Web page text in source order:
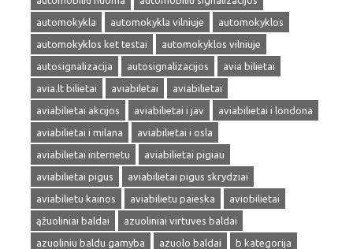
automokykla
automokykla vilniuje
automokyklos
automokyklos ket testai
automokyklos vilniuje
autosignalizacija
autosignalizacijos
avia bilietai
avia.lt bilietai
aviabiletai
aviabilietai
aviabilietai akcijos
aviabilietai i jav
aviabilietai i londona
aviabilietai i milana
aviabilietai i osla
aviabilietai internetu
aviabilietai pigiau
aviabilietai pigus
aviabilietai pigus skrydziai
aviabilietu kainos
aviabilietu paieska
aviobilietai
ąžuoliniai baldai
azuoliniai virtuves baldai
azuoliniu baldu gamyba
azuolo baldai
b kategorija